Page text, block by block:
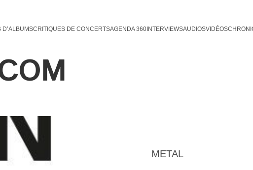
D’ALBUMSCRITIQUES DE CONCERTSAGENDA 360INTERVIEWSAUDIOSVIDÉOS
METAL